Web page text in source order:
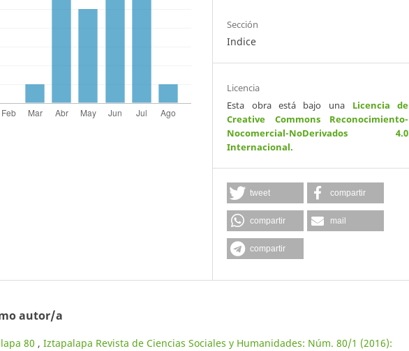
Sección
Indice
Licencia
Esta obra está bajo una Licencia de
Creative Commons Reconocimiento-
Nocomercial-NoDerivados 4.0
Internacional.
tweet compartir
compartir mail
compartir
autor/a
80 , Iztapalapa Revista de Ciencias Sociales y Humanidades: Núm. 80/1 (2016):